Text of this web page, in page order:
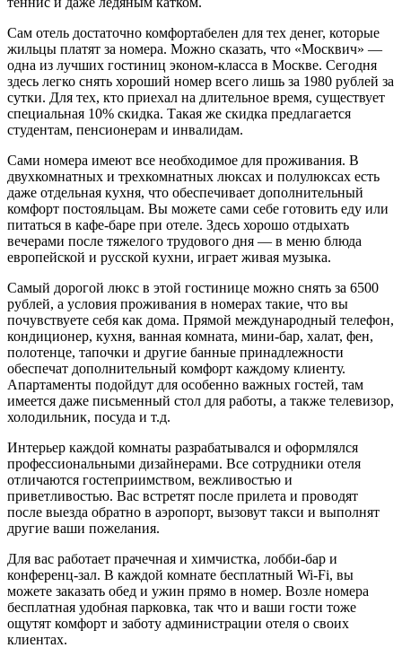
Сам отель достаточно комфортабелен для тех денег, которые
жильцы платят за номера. Можно сказать, что «Москвич» —
одна из лучших гостиниц эконом-класса в Москве. Сегодня
здесь легко снять хороший номер всего лишь за 1980 рублей за
сутки. Для тех, кто приехал на длительное время, существует
специальная 10% скидка. Такая же скидка предлагается
студентам, пенсионерам и инвалидам.
Сами номера имеют все необходимое для проживания. В
двухкомнатных и трехкомнатных люксах и полулюксах есть
даже отдельная кухня, что обеспечивает дополнительный
комфорт постояльцам. Вы можете сами себе готовить еду или
питаться в кафе-баре при отеле. Здесь хорошо отдыхать
вечерами после тяжелого трудового дня — в меню блюда
европейской и русской кухни, играет живая музыка.
Самый дорогой люкс в этой гостинице можно снять за 6500
рублей, а условия проживания в номерах такие, что вы
почувствуете себя как дома. Прямой международный телефон,
кондиционер, кухня, ванная комната, мини-бар, халат, фен,
полотенце, тапочки и другие банные принадлежности
обеспечат дополнительный комфорт каждому клиенту.
Апартаменты подойдут для особенно важных гостей, там
имеется даже письменный стол для работы, а также телевизор,
холодильник, посуда и т.д.
Интерьер каждой комнаты разрабатывался и оформлялся
профессиональными дизайнерами. Все сотрудники отеля
отличаются гостеприимством, вежливостью и
приветливостью. Вас встретят после прилета и проводят
после выезда обратно в аэропорт, вызовут такси и выполнят
другие ваши пожелания.
Для вас работает прачечная и химчистка, лобби-бар и
конференц-зал. В каждой комнате бесплатный Wi-Fi, вы
можете заказать обед и ужин прямо в номер. Возле номера
бесплатная удобная парковка, так что и ваши гости тоже
ощутят комфорт и заботу администрации отеля о своих
клиентах.